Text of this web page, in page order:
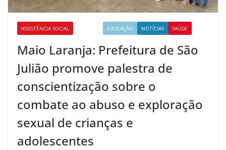
ASSISTÊNCIA SOCIAL EDUCAÇÃO NOTÍCIAS SAÚDE
Maio Laranja: Prefeitura de São
Julião promove palestra de
conscientização sobre o
combate ao abuso e exploração
sexual de crianças e
adolescentes